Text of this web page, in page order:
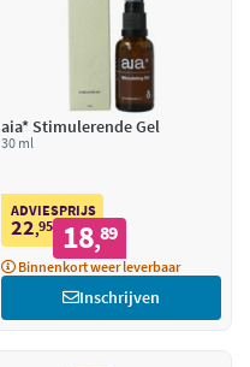
aia* Stimulerende Gel
30 ml
ADVIESPRIJS
22,95 18,89
Binnenkort weer leverbaar
Inschrijven